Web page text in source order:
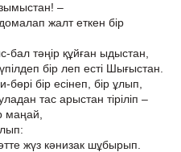
–
жалт еткен бір
бал тәңір құйған ыдыстан,
бір леп есті Шығыстан.
бір есінеп, бір ұлып,
тас арыстан тіріліп –
маңай,
жүз кәнизак шұбырып.